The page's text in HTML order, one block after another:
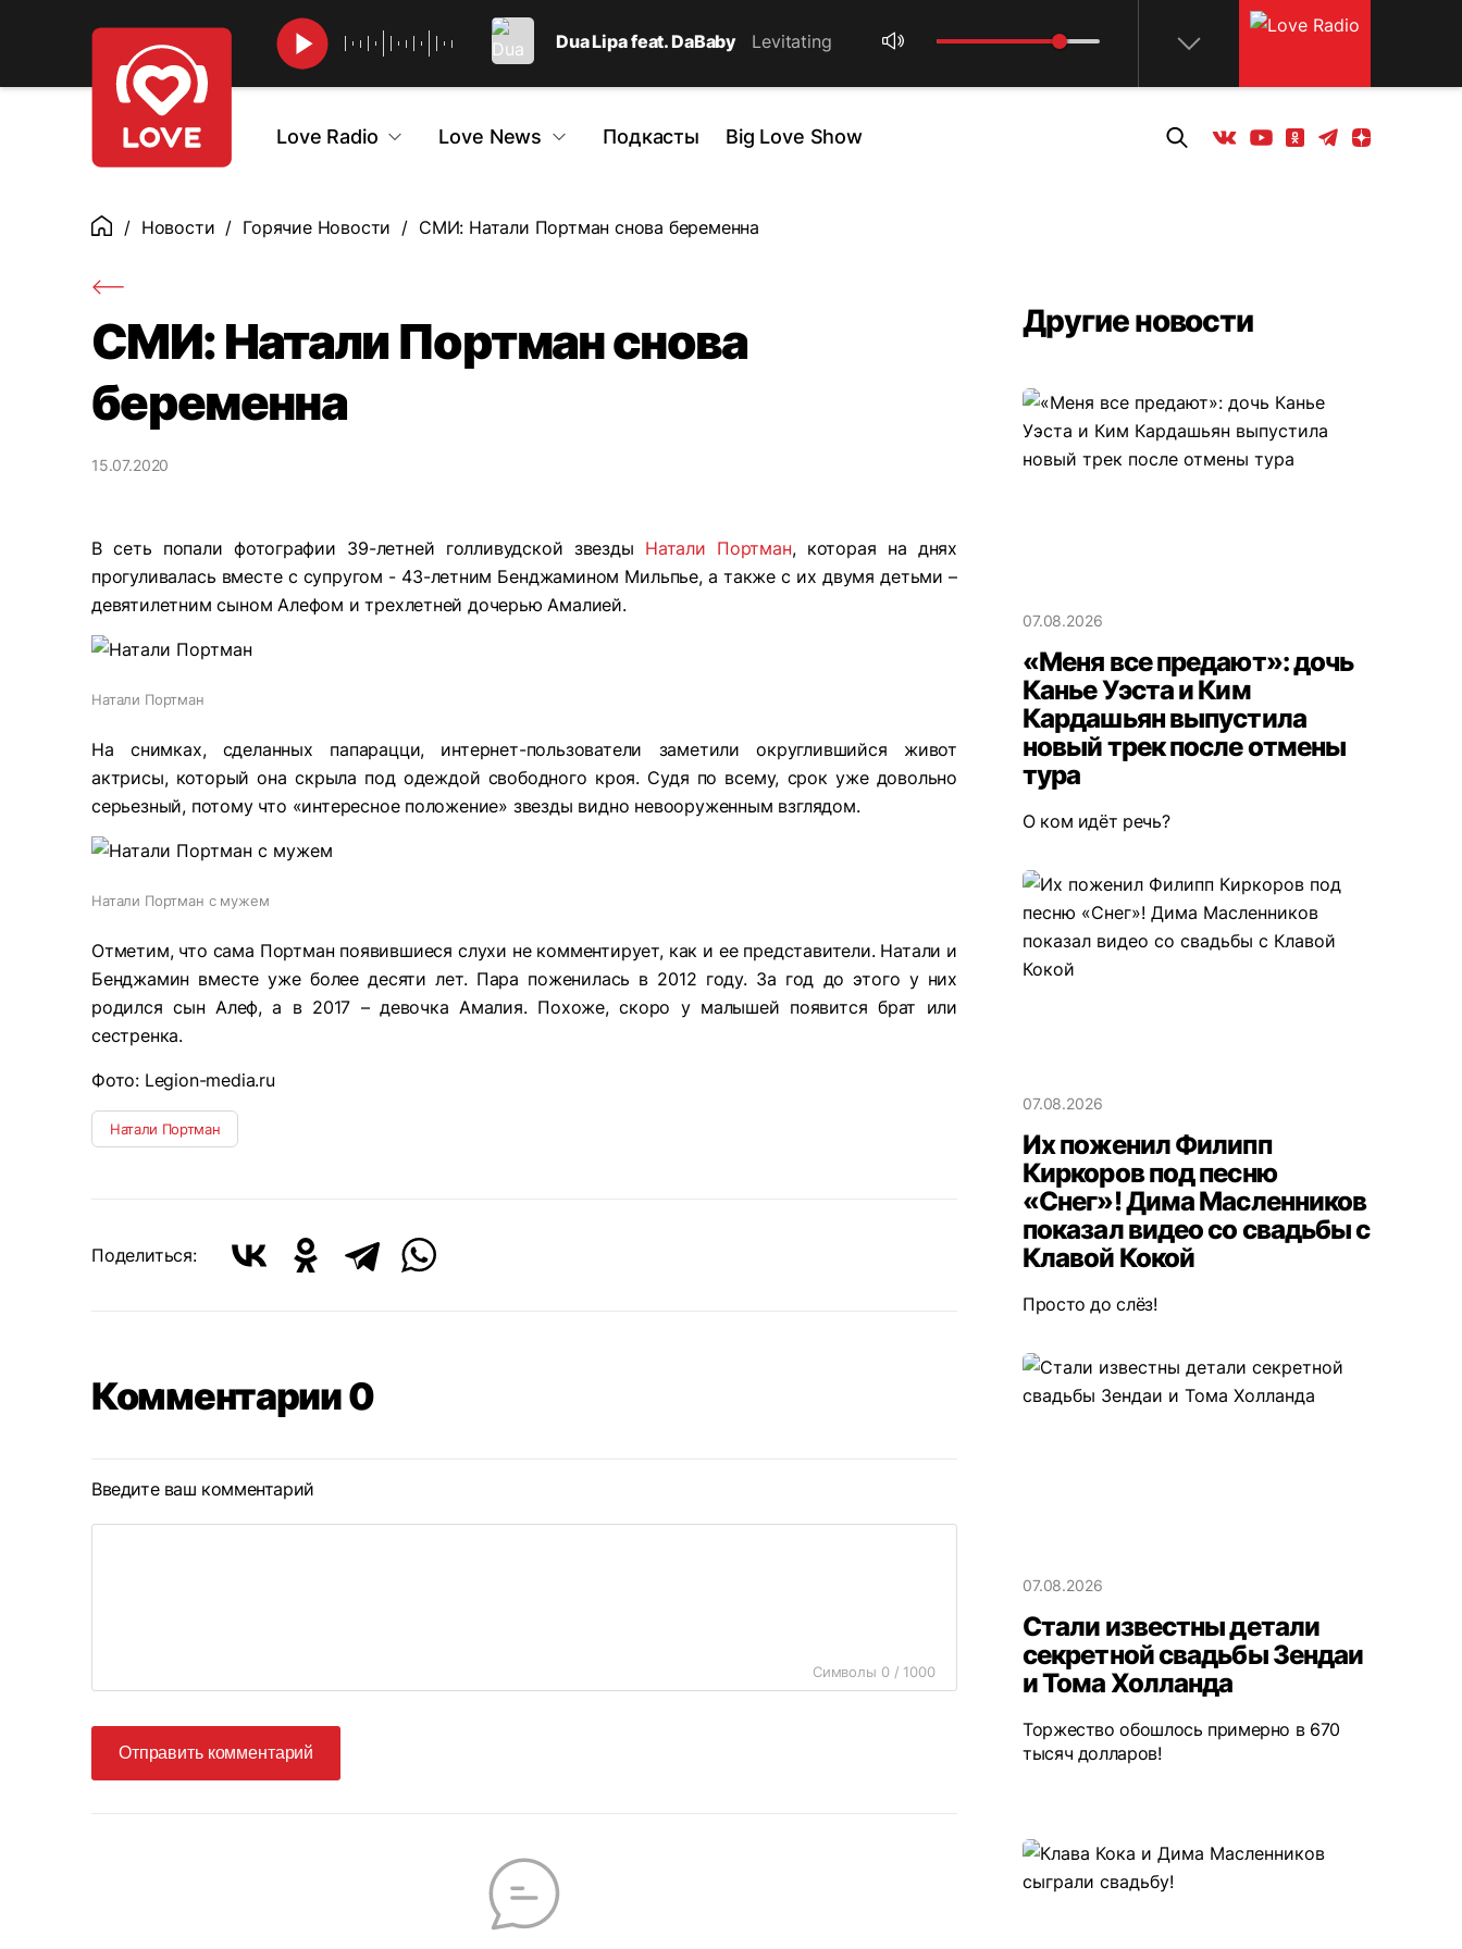
Dua Lipa feat. DaBaby Levitating
Love Radio Love News Подкасты Big Love Show Вконтакте
YoutubeОдноклассники
ТелеграмЯндекс дзен
ГлавнаяНовости Горячие Новости СМИ: Натали Портман снова беременна
СМИ: Натали Портман снова
беременна
15.07.2020
В сеть попали фотографии 39-летней голливудской звезды Натали Портман, которая на днях
прогуливалась вместе с супругом - 43-летним Бенджамином Мильпье, а также с их двумя детьми –
девятилетним сыном Алефом и трехлетней дочерью Амалией.
Натали Портман
На снимках, сделанных папарацци, интернет-пользователи заметили округлившийся живот
актрисы, который она скрыла под одеждой свободного кроя. Судя по всему, срок уже довольно
серьезный, потому что «интересное положение» звезды видно невооруженным взглядом.
Натали Портман с мужем
Отметим, что сама Портман появившиеся слухи не комментирует, как и ее представители. Натали и
Бенджамин вместе уже более десяти лет. Пара поженилась в 2012 году. За год до этого у них
родился сын Алеф, а в 2017 – девочка Амалия. Похоже, скоро у малышей появится брат или
сестренка.
Фото: Legion-media.ru
Натали Портман
Поделиться:
Комментарии 0
Введите ваш комментарий
Символы 0 / 1000
Отправить комментарий
Другие новости
07.08.2026
«Меня все предают»: дочь
Канье Уэста и Ким
Кардашьян выпустила
новый трек после отмены
тура
О ком идёт речь?
07.08.2026
Их поженил Филипп
Киркоров под песню
«Снег»! Дима Масленников
показал видео со свадьбы с
Клавой Кокой
Просто до слёз!
07.08.2026
Стали известны детали
секретной свадьбы Зендаи
и Тома Холланда
Торжество обошлось примерно в 670
тысяч долларов!